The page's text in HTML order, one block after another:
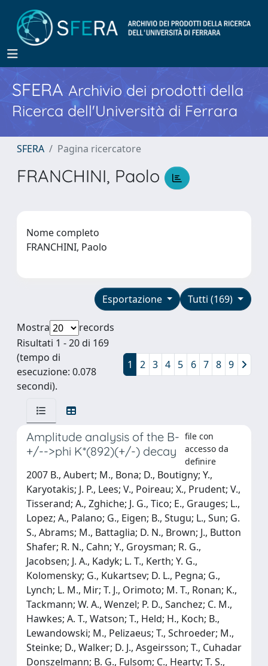
SFERA Archivio dei prodotti della
Ricerca dell'Università di Ferrara
SFERA Pagina ricercatore
FRANCHINI, Paolo
Nome completo
FRANCHINI, Paolo
Tutti (169)
Esportazione
Mostra
records
Risultati 1 - 20 di 169
(tempo di
esecuzione: 0.078
secondi).
1 2 3 4 5 6 7 8 9
Amplitude analysis of the B-
+/-->phi K*(892)(+/-) decay
file con
accesso da
definire
2007 B., Aubert; M., Bona; D., Boutigny; Y.,
Karyotakis; J. P., Lees; V., Poireau; X., Prudent; V.,
Tisserand; A., Zghiche; J. G., Tico; E., Grauges; L.,
Lopez; A., Palano; G., Eigen; B., Stugu; L., Sun; G.
S., Abrams; M., Battaglia; D. N., Brown; J., Button
Shafer; R. N., Cahn; Y., Groysman; R. G.,
Jacobsen; J. A., Kadyk; L. T., Kerth; Y. G.,
Kolomensky; G., Kukartsev; D. L., Pegna; G.,
Lynch; L. M., Mir; T. J., Orimoto; M. T., Ronan; K.,
Tackmann; W. A., Wenzel; P. D., Sanchez; C. M.,
Hawkes; A. T., Watson; T., Held; H., Koch; B.,
Lewandowski; M., Pelizaeus; T., Schroeder; M.,
Steinke; D., Walker; D. J., Asgeirsson; T., Cuhadar
Donszelmann; B. G., Fulsom; C., Hearty; T. S.,